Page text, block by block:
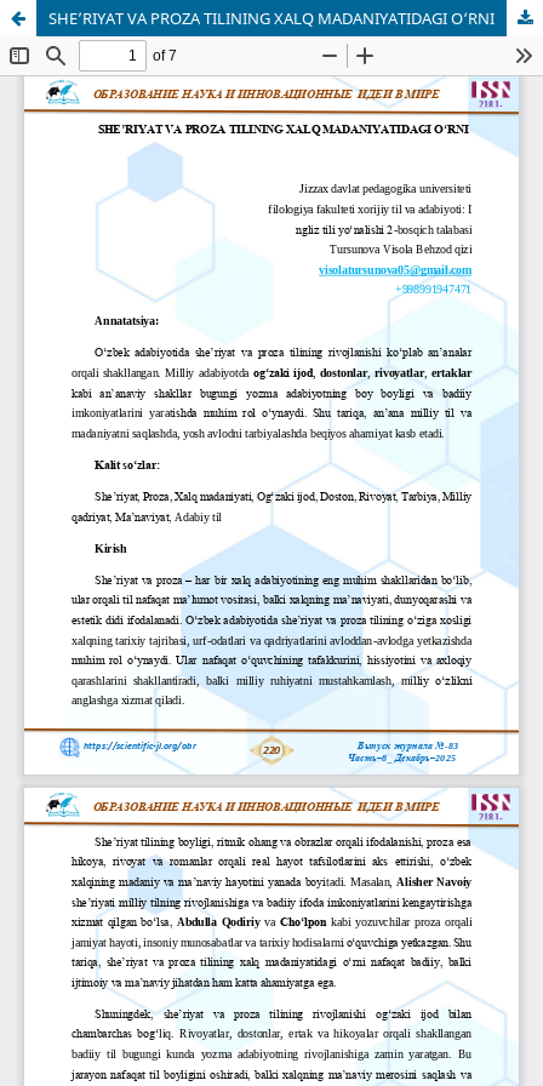
SHE’RIYAT VA PROZA TILINING XALQ MADANIYATIDAGI O‘RNI